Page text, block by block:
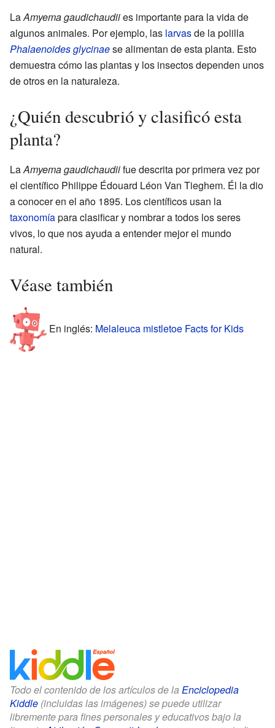
LaAmyema gaudichaudiies importante para la vida de
algunos animales. Por ejemplo, las larvasde la polilla
Phalaenoides glycinaese alimentan de esta planta. Esto
demuestra cómo las plantas y los insectos dependen unos
de otros en la naturaleza.
¿Quién descubrió y clasificó esta
planta?
LaAmyema gaudichaudiifue descrita por primera vez por
el científico Philippe Édouard Léon Van Tieghem. Él la dio
a conocer en el año 1895. Los científicos usan la
taxonomíapara clasificar y nombrar a todos los seres
vivos, lo que nos ayuda a entender mejor el mundo
natural.
Véase también
En inglés: Melaleuca mistletoe Facts for Kids
Todo el contenido de los artículos de la Enciclopedia
Kiddle (incluidas las imágenes) se puede utilizar
libremente para fines personales y educativos bajo la